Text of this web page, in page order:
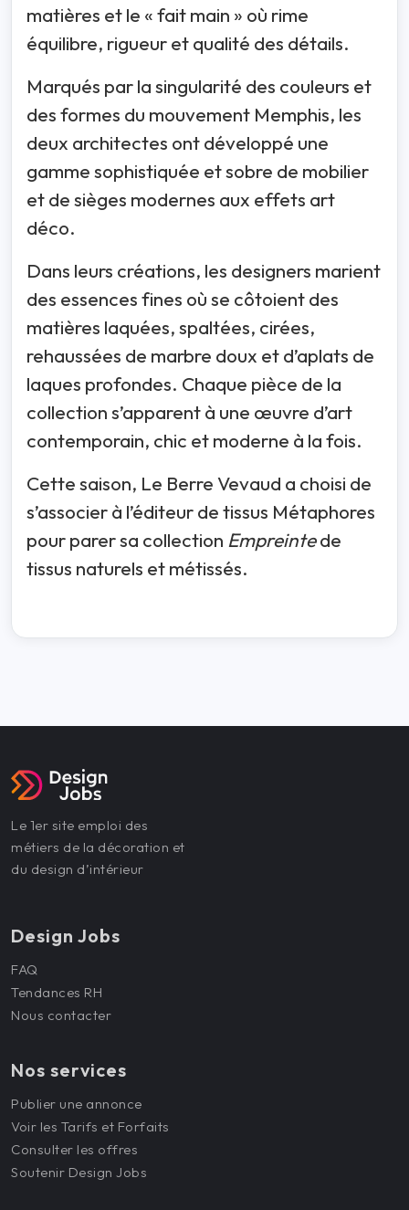
matières et le « fait main » où rime
équilibre, rigueur et qualité des détails.
Marqués par la singularité des couleurs et
des formes du mouvement Memphis, les
deux architectes ont développé une
gamme sophistiquée et sobre de mobilier
et de sièges modernes aux effets art
déco.
Dans leurs créations, les designers marient
des essences fines où se côtoient des
matières laquées, spaltées, cirées,
rehaussées de marbre doux et d’aplats de
laques profondes. Chaque pièce de la
collection s’apparent à une œuvre d’art
contemporain, chic et moderne à la fois.
Cette saison, Le Berre Vevaud a choisi de
s’associer à l’éditeur de tissus Métaphores
pour parer sa collection Empreintede
tissus naturels et métissés.
Le 1er site emploi des
métiers de la décoration et
du design d’intérieur
Design Jobs
FAQ
Tendances RH
Nous contacter
Nos services
Publier une annonce
Voir les Tarifs et Forfaits
Consulter les offres
Soutenir Design Jobs